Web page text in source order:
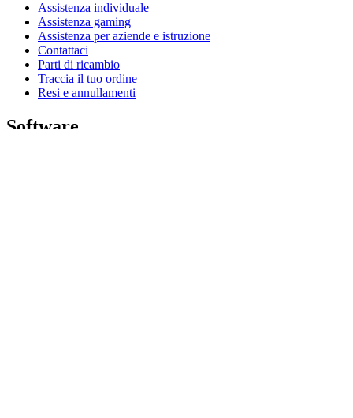
Assistenza individuale
Assistenza gaming
Assistenza per aziende e istruzione
Contattaci
Parti di ricambio
Traccia il tuo ordine
Resi e annullamenti
Software